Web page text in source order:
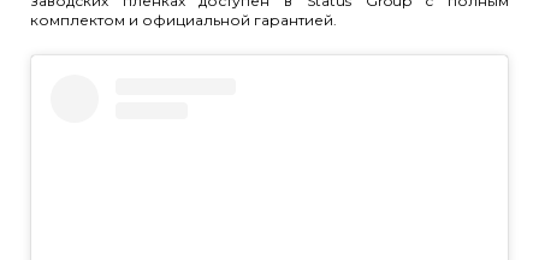
комплектом и официальной гарантией.